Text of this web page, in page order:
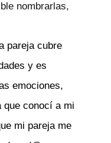
nombrarlas,
pareja cubre
y es
emociones,
que conocí a mi
mi pareja me